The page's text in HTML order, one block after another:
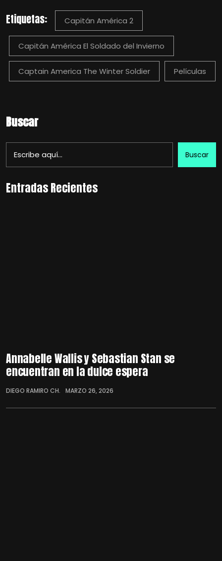
Etiquetas: Capitán América 2
Capitán América El Soldado del Invierno
Captain America The Winter Soldier Películas
Buscar
Buscar
Entradas Recientes
Annabelle Wallis y Sebastian Stan se
encuentran en la dulce espera
DIEGO RAMIRO CH. MARZO 26, 2026